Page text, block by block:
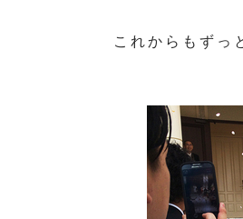
これからもずっ